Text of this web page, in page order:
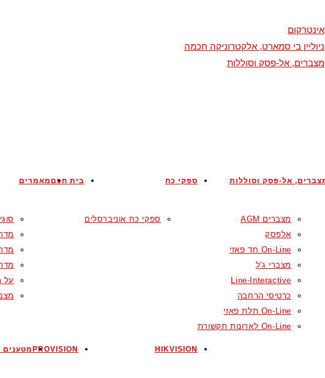
אל-פסק וסוללות
מצברים AGM
אלפסק
On-Line חד פאזי
מצברי ג'ל
Line-Interactive
כרטיסי הרחבה
On-Line תלת פאזי
On-Line לארונות תקשורת
ספקי כח
ספקי כח אוניברסלים
בית חכם מאמרים
על
HIKVISION
PROVISION מטענים
אינטרקום
ניוליין בי סמארט, אלקטרוניקה חכמה
מצברים, אל-פסק וסוללות